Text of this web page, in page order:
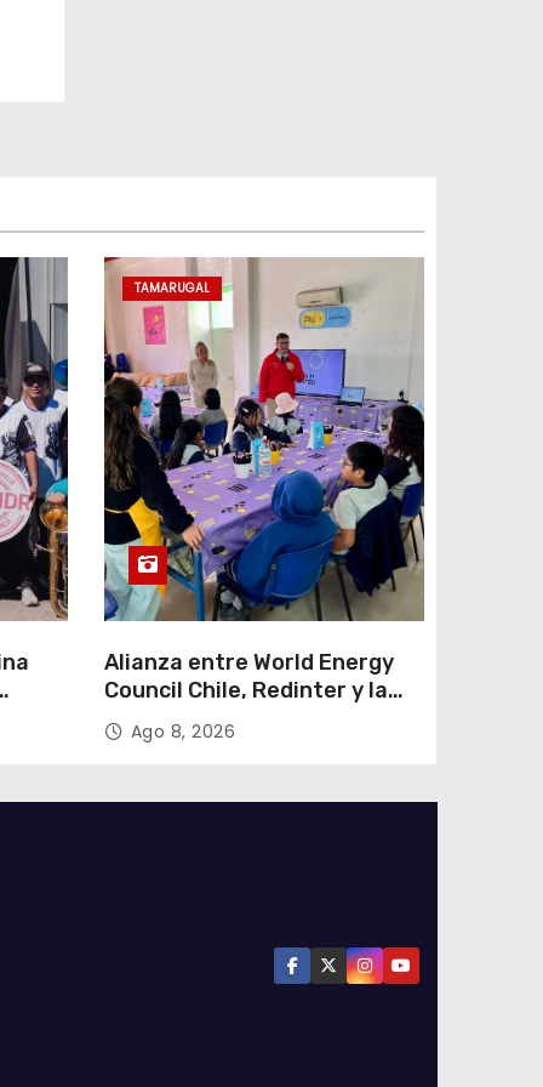
TAMARUGAL
Alianza entre World Energy
Council Chile, Redinter y la
UAI llevó el programa Kids in
Energy a Arica y Pozo
Ago 8, 2026